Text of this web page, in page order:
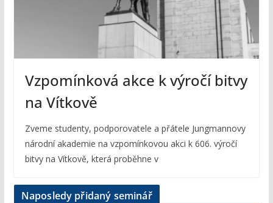
Vzpomínková akce k výročí bitvy
na Vítkově
Zveme studenty, podporovatele a přátele Jungmannovy
národní akademie na vzpomínkovou akci k 606. výročí
bitvy na Vítkově, která proběhne v
Naposledy přidaný seminář